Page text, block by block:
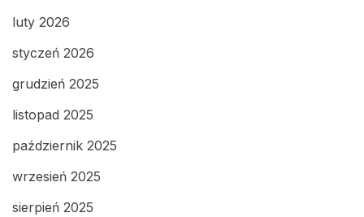
luty 2026
styczeń 2026
grudzień 2025
listopad 2025
październik 2025
wrzesień 2025
sierpień 2025